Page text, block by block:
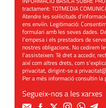
tractament: TOTMEDIA
Atendre les sol·licituds
ens enviïn. Legitimació:
formulari amb les seves dades.
l'empesa i els prestadors de
nostres obligacions. No cedirem
l'assisteixen: Té dret a accedir,
així com altres drets, com
privacitat, dirigint-se a
Per a més informació consultin la
Segueix-nos a les xarxes